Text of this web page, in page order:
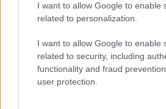
I want to allow Google to enable
related to personalization.
I want to allow Google to enable
related to security, including
functionality and fraud
user protection.
LIFESTYLE